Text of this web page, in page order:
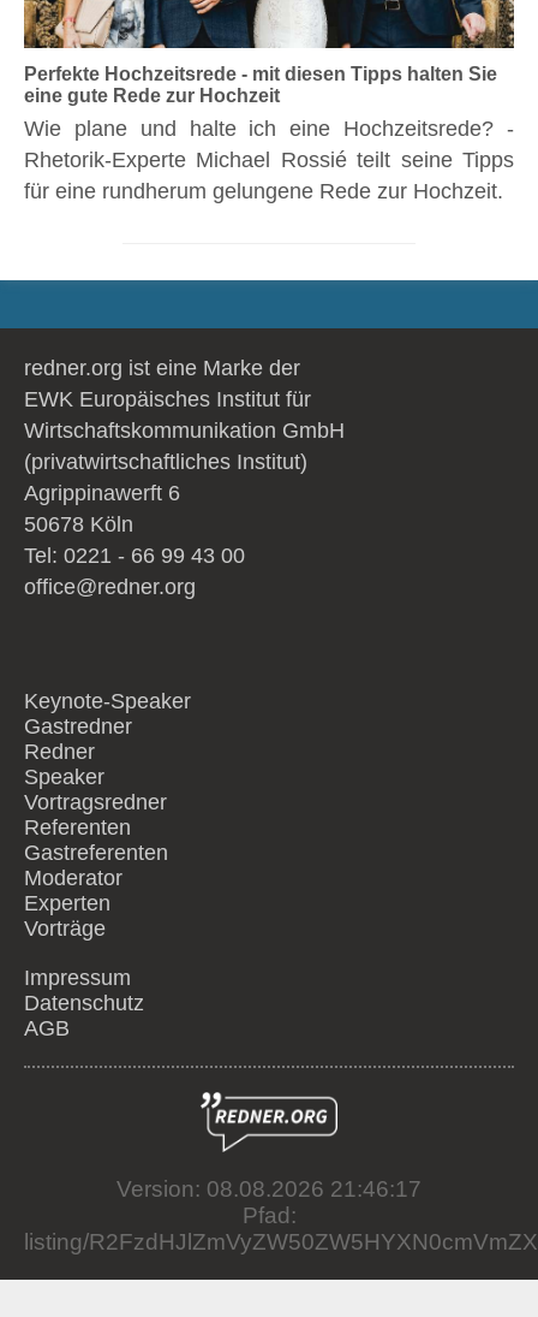
Perfekte Hochzeitsrede - mit diesen Tipps halten Sie
eine gute Rede zur Hochzeit
Wie plane und halte ich eine Hochzeitsrede? -
Rhetorik-Experte Michael Rossié teilt seine Tipps
für eine rundherum gelungene Rede zur Hochzeit.
redner.org ist eine Marke der
EWK Europäisches Institut für
Wirtschaftskommunikation GmbH
(privatwirtschaftliches Institut)
Agrippinawerft 6
50678 Köln
Tel: 0221 - 66 99 43 00
office@redner.org
Keynote-Speaker
Gastredner
Redner
Speaker
Vortragsredner
Referenten
Gastreferenten
Moderator
Experten
Vorträge
Impressum
Datenschutz
AGB
Version: 08.08.2026 21:46:17
Pfad:
listing/